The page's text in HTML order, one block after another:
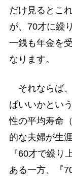
だけ見るとこ
が、70才に繰
一銭も年金を
なります。
それならば
ばいいかとい
性の平均寿命
的な夫婦が生
『60才で繰り
ある一方、『